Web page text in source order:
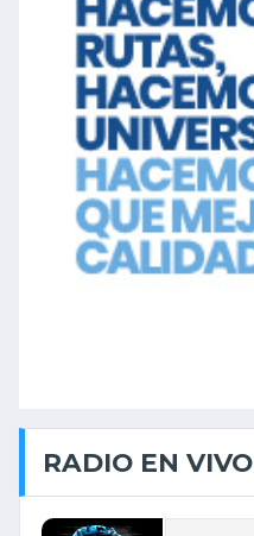
RADIO EN VIVO